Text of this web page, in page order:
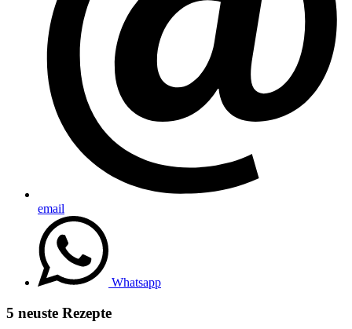
email
Whatsapp
5 neuste Rezepte